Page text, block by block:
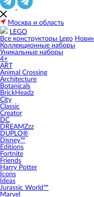
Москва и область
LEGO
Все конструкторы Lego
Коллекционные наборы
Уникальные наборы
4+
ART
Animal Crossing
Architecture
Botanicals
BrickHeadz
City
Classic
Creator
DC
DREAMZzz
DUPLO®
Disney™
Editions
Fortnite
Friends
Harry Potter
Icons
Ideas
Jurassic World™
Marvel